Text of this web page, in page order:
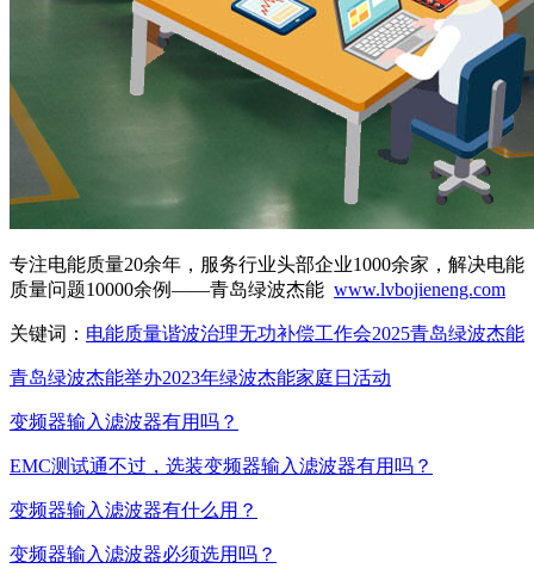
专注电能质量20余年，服务行业头部企业1000余家，解决电能
质量问题10000余例——青岛绿波杰能 www.lvbojieneng.com
关键词： 电能质量谐波治理无功补偿工作会2025青岛绿波杰能
青岛绿波杰能举办2023年绿波杰能家庭日活动
变频器输入滤波器有用吗？
EMC测试通不过，选装变频器输入滤波器有用吗？
变频器输入滤波器有什么用？
变频器输入滤波器必须选用吗？